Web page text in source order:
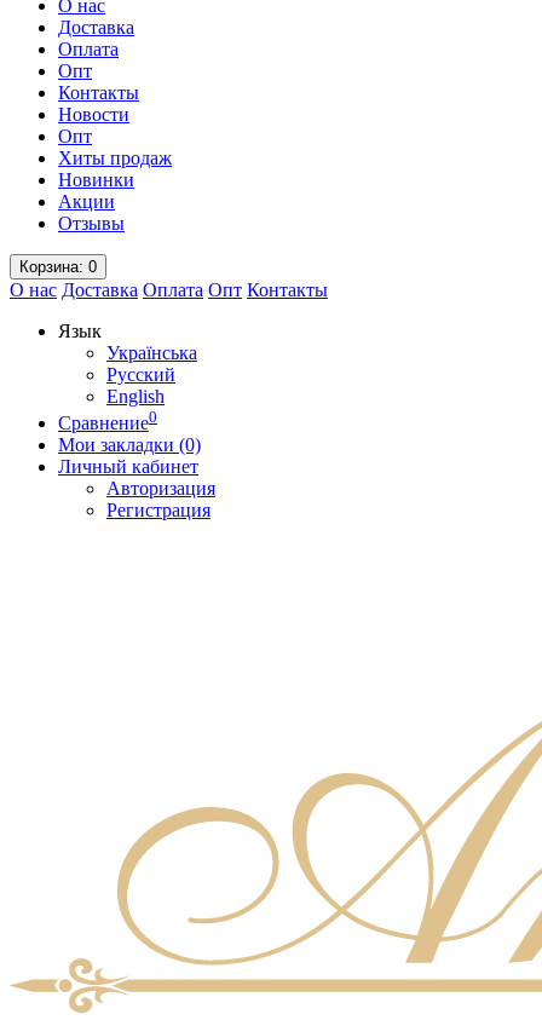
О нас
Доставка
Оплата
Опт
Контакты
Новости
Опт
Хиты продаж
Новинки
Акции
Отзывы
Корзина: 0
О нас Доставка Оплата Опт Контакты
Язык
Українська
Русский
English
Сравнение0
Мои закладки (0)
Личный кабинет
Авторизация
Регистрация